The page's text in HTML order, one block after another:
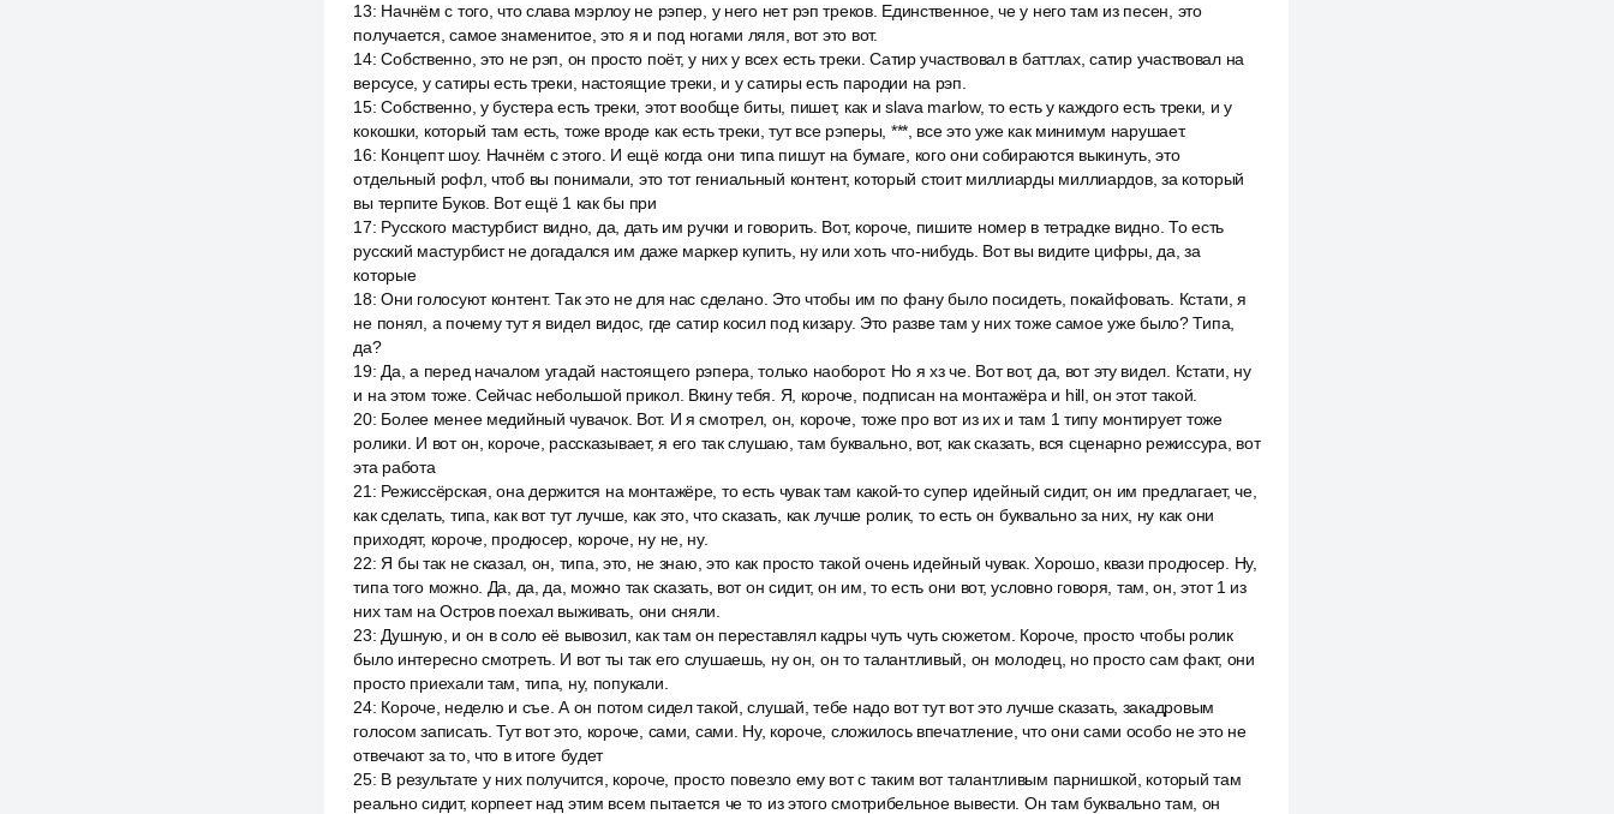
13: Начнём с того, что слава мэрлоу не рэпер, у него нет рэп треков. Единственное, че у него там из песен, это
получается, самое знаменитое, это я и под ногами ляля, вот это вот.
14:Собственно, это не рэп, он просто поёт, у них у всех есть треки. Сатир участвовал в баттлах, сатир участвовал на
версусе, у сатиры есть треки, настоящие треки, и у сатиры есть пародии на рэп.
15:Собственно, у бустера есть треки, этот вообще биты, пишет, как и slava marlow, то есть у каждого есть треки, и у
кокошки, который там есть, тоже вроде как есть треки, тут все рэперы, ***, все это уже как минимум нарушает.
16: Концепт шоу. Начнём с этого. И ещё когда они типа пишут на бумаге, кого они собираются выкинуть, это
отдельный рофл, чтоб вы понимали, это тот гениальный контент, который стоит миллиарды миллиардов, за который
вы терпите Буков. Вот ещё 1 как бы при
17: Русского мастурбист видно, да, дать им ручки и говорить. Вот, короче, пишите номер в тетрадке видно. То есть
русский мастурбист не догадался им даже маркер купить, ну или хоть что-нибудь. Вот вы видите цифры, да, за
которые
18:Они голосуют контент. Так это не для нас сделано. Это чтобы им по фану было посидеть, покайфовать. Кстати, я
не понял, а почему тут я видел видос, где сатир косил под кизару. Это разве там у них тоже самое уже было? Типа,
да?
19: Да, а перед началом угадай настоящего рэпера, только наоборот. Но я хз че. Вот вот, да, вот эту видел. Кстати, ну
и на этом тоже. Сейчас небольшой прикол. Вкину тебя. Я, короче, подписан на монтажёра и hill, он этот такой.
20: Более менее медийный чувачок. Вот. И я смотрел, он, короче, тоже про вот из их и там 1 типу монтирует тоже
ролики. И вот он, короче, рассказывает, я его так слушаю, там буквально, вот, как сказать, вся сценарно режиссура, вот
эта работа
21 : Режиссёрская, она держится на монтажёре, то есть чувак там какой-то супер идейный сидит, он им предлагает, че,
как сделать, типа, как вот тут лучше, как это, что сказать, как лучше ролик, то есть он буквально за них, ну как они
приходят, короче, продюсер, короче, ну не, ну.
22: Я бы так не сказал, он, типа, это, не знаю, это как просто такой очень идейный чувак. Хорошо, квази продюсер. Ну,
типа того можно. Да, да, да, можно так сказать, вот он сидит, он им, то есть они вот, условно говоря, там, он, этот 1 из
них там на Остров поехал выживать, они сняли.
23: Душную, и он в соло её вывозил, как там он переставлял кадры чуть чуть сюжетом. Короче, просто чтобы ролик
было интересно смотреть. И вот ты так его слушаешь, ну он, он то талантливый, он молодец, но просто сам факт, они
просто приехали там, типа, ну, попукали.
24: Короче, неделю и съе. А он потом сидел такой, слушай, тебе надо вот тут вот это лучше сказать, закадровым
голосом записать. Тут вот это, короче, сами, сами. Ну, короче, сложилось впечатление, что они сами особо не это не
отвечают за то, что в итоге будет
25: В результате у них получится, короче, просто повезло ему вот с таким вот талантливым парнишкой, который там
реально сидит, корпеет над этим всем пытается че то из этого смотрибельное вывести. Он там буквально там, он